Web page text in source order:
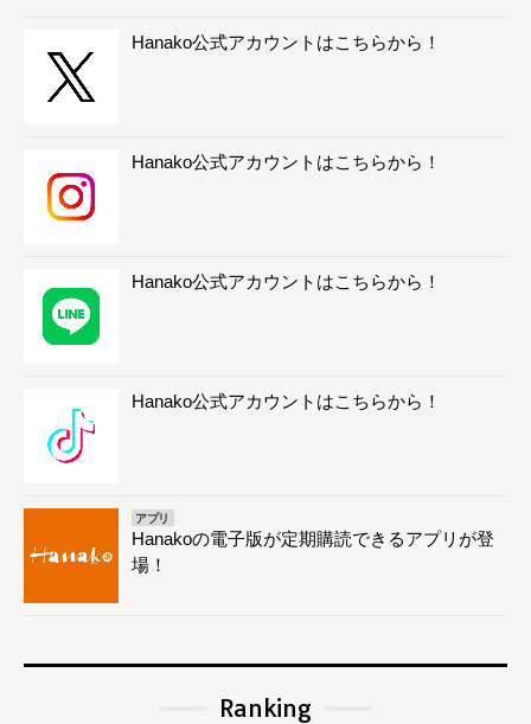
Hanako公式アカウントはこちらから！
Hanako公式アカウントはこちらから！
Hanako公式アカウントはこちらから！
Hanako公式アカウントはこちらから！
アプリ
Hanakoの電子版が定期購読できるアプリが登
場！
Ranking